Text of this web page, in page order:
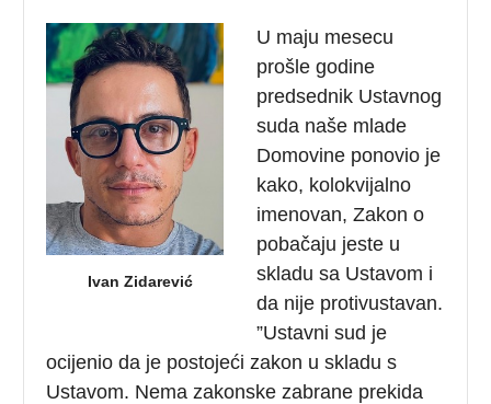
Ivan Zidarević
U maju mesecu
prošle godine
predsednik Ustavnog
suda naše mlade
Domovine ponovio je
kako, kolokvijalno
imenovan, Zakon o
pobačaju jeste u
skladu sa Ustavom i
da nije protivustavan.
”Ustavni sud je
ocijenio da je postojeći zakon u skladu s
Ustavom. Nema zakonske zabrane prekida